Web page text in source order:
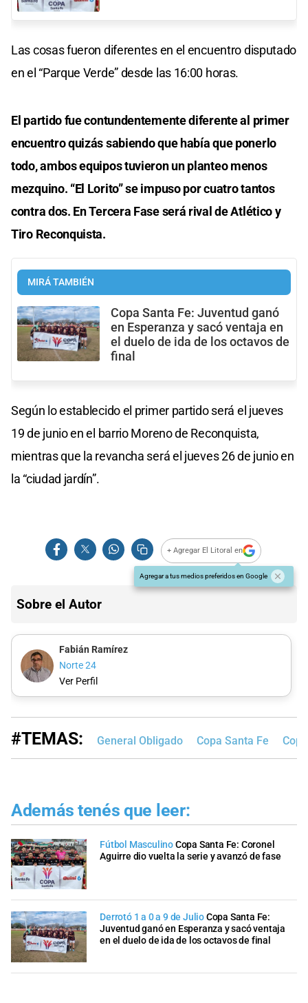
Las cosas fueron diferentes en el encuentro disputado
en el “Parque Verde” desde las 16:00 horas.
El partido fue contundentemente diferente al primer
encuentro quizás sabiendo que había que ponerlo
todo, ambos equipos tuvieron un planteo menos
mezquino. “El Lorito” se impuso por cuatro tantos
contra dos. En Tercera Fase será rival de Atlético y
Tiro Reconquista.
MIRÁ TAMBIÉN
Copa Santa Fe: Juventud ganó
en Esperanza y sacó ventaja en
el duelo de ida de los octavos de
final
Según lo establecido el primer partido será el jueves
19 de junio en el barrio Moreno de Reconquista,
mientras que la revancha será el jueves 26 de junio en
la “ciudad jardín”.
+ Agregar El Litoral en
Agregar a tus medios preferidos en Google
Sobre el Autor
Fabián Ramírez
Norte 24
Ver Perfil
#TEMAS: General Obligado Copa Santa Fe
Además tenés que leer:
Fútbol MasculinoCopa Santa Fe: Coronel
Aguirre dio vuelta la serie y avanzó de fase
Derrotó 1 a 0 a 9 de JulioCopa Santa Fe:
Juventud ganó en Esperanza y sacó ventaja
en el duelo de ida de los octavos de final